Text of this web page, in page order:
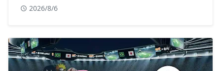
2026/8/6